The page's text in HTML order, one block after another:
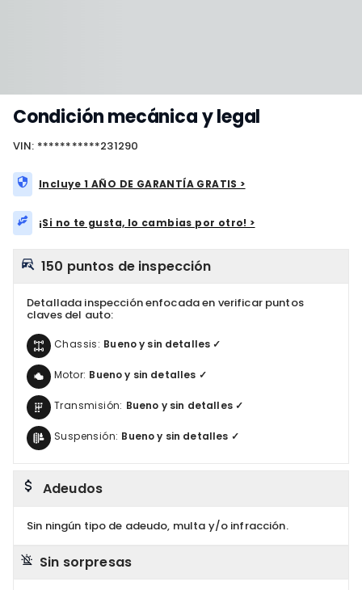
Condición mecánica y legal
VIN: ***********231290
Incluye 1 AÑO DE GARANTÍA GRATIS >
¡Si no te gusta, lo cambias por otro! >
150 puntos de inspección
Detallada inspección enfocada en verificar puntos
claves del auto:
Chassis: Bueno y sin detalles ✓
Motor: Bueno y sin detalles ✓
Transmisión: Bueno y sin detalles ✓
Suspensión: Bueno y sin detalles ✓
Adeudos
Sin ningún tipo de adeudo, multa y/o infracción.
Sin sorpresas